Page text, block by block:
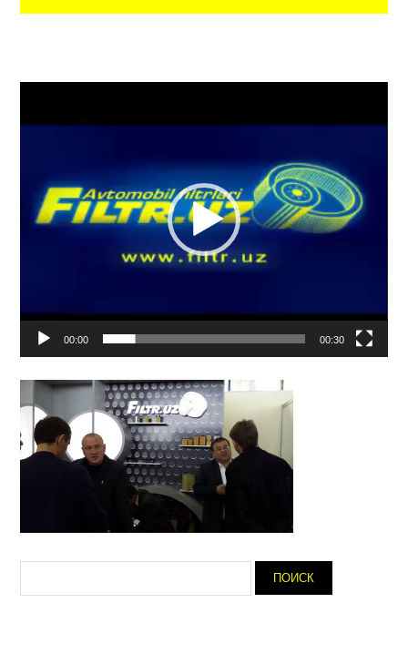
00:00 00:30